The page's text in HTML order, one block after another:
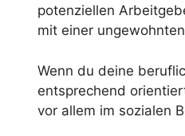
potenziellen
mit einer
Wenn du deine
entsprechend
vor allem im sozialen